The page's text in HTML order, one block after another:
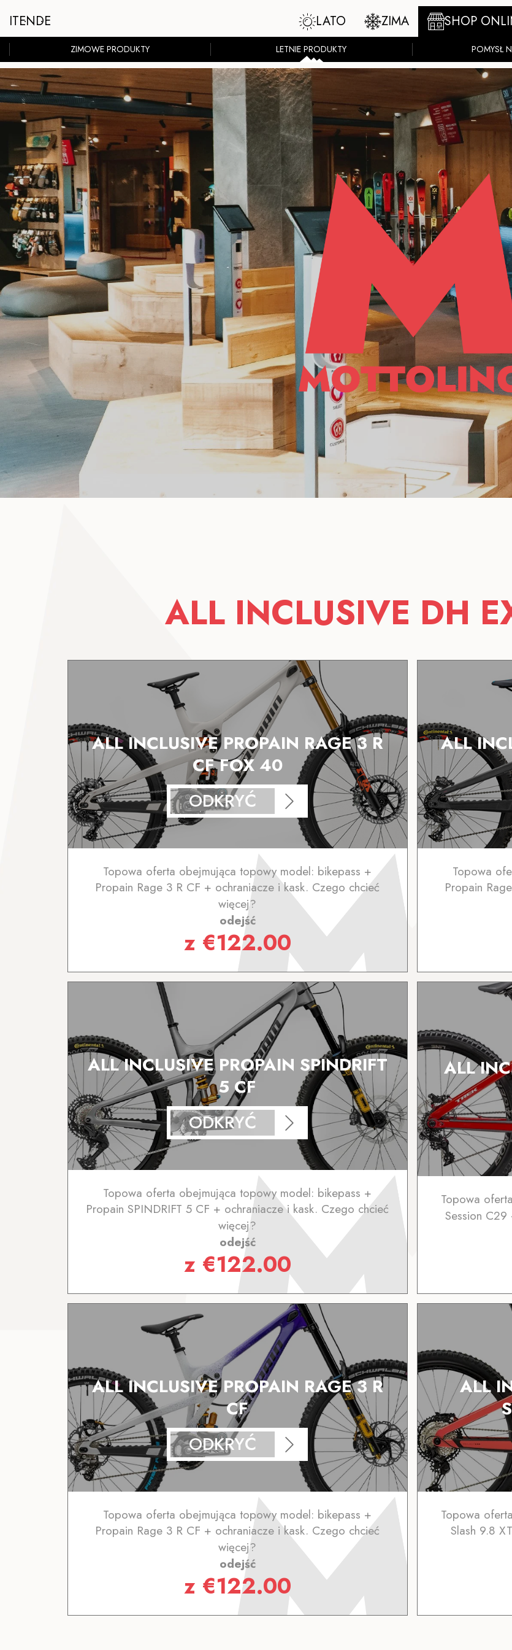
LATO ZIMA SHOP
ITENDE
ZIMOWE PRODUKTY LETNIE PRODUKTY POMYSŁ
ALL INCLUSIVE DH
ALL INCLUSIVE PROPAIN RAGE 3 R
CF FOX 40
ODKRYĆ
Topowa oferta obejmująca topowy model: bikepass +
Propain Rage 3 R CF + ochraniacze i kask. Czego chcieć
więcej?
odejść
z €122.00
ALL
Topowa
Propain
ALL INCLUSIVE PROPAIN SPINDRIFT
5 CF
ODKRYĆ
Topowa oferta obejmująca topowy model: bikepass +
Propain SPINDRIFT 5 CF + ochraniacze i kask. Czego chcieć
więcej?
odejść
z €122.00
ALL
Topowa
Session
ALL INCLUSIVE PROPAIN RAGE 3 R
CF
ODKRYĆ
Topowa oferta obejmująca topowy model: bikepass +
Propain Rage 3 R CF + ochraniacze i kask. Czego chcieć
więcej?
odejść
z €122.00
ALL
Topowa
Slash 9.8